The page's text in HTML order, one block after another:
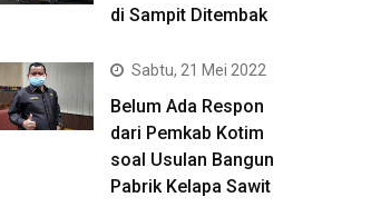
di Sampit Ditembak
Sabtu, 21 Mei 2022
Belum Ada Respon
dari Pemkab Kotim
soal Usulan Bangun
Pabrik Kelapa Sawit